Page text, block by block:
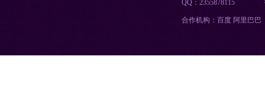
QQ：2355878115
合作机构：百度 阿里巴巴